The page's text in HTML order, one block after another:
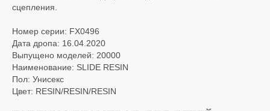
сцепления.
Номер серии: FX0496
Дата дропа: 16.04.2020
Выпущено моделей: 20000
Наименование: SLIDE RESIN
Пол: Унисекс
Цвет: RESIN/RESIN/RESIN